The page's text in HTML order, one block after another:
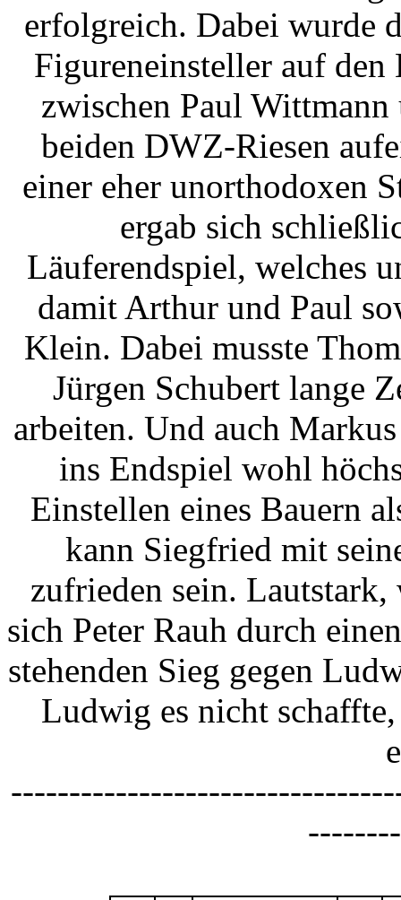
erfolgreich. Dabei wurde
Figureneinsteller auf
zwischen Paul
beiden DWZ-Riesen
einer eher unorthodoxen
ergab sich
Läuferendspiel, welches
damit Arthur und Paul
Klein. Dabei musste
Jürgen Schubert lange
arbeiten. Und auch
ins Endspiel wohl
Einstellen eines Bauern
kann Siegfried mit
zufrieden sein. Lautstark,
sich Peter Rauh durch
stehenden Sieg gegen
Ludwig es nicht